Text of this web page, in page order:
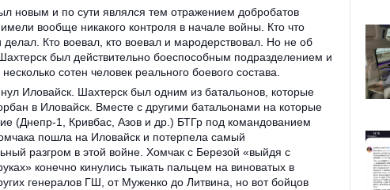
новым и по сути являлся тем отражением добробатов
вообще никакого контроля в начале войны. Кто что
делал. Кто воевал, кто воевал и мародерствовал. Но не об
был действительно боеспособным подразделением и
сотен человек реального боевого состава.
Иловайск. Шахтерск был одним из батальонов, которые
в Иловайск. Вместе с другими батальонами на которые
(Днепр-1, Кривбас, Азов и др.) БТГр под командованием
пошла на Иловайск и потерпела самый
разгром в этой войне. Хомчак с Березой «выйдя с
конечно кинулись тыкать пальцем на виноватых в
генералов ГШ, от Муженко до Литвина, но вот бойцов